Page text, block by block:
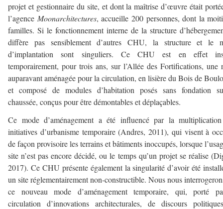
projet et gestionnaire du site, et dont la maîtrise d’œuvre était
l’agence Moonarchitectures, accueille 200 personnes, dont la
familles. Si le fonctionnement interne de la structure
diffère pas sensiblement d’autres CHU, la structure et le
d’implantation sont singuliers. Ce CHU est en effet
temporairement, pour trois ans, sur l’Allée des Fortifications, une
auparavant aménagée pour la circulation, en lisière du Bois de
et composé de modules d’habitation posés sans fondation
chaussée, conçus pour être démontables et déplaçables.
Ce mode d’aménagement a été influencé par la
initiatives d’urbanisme temporaire (Andres, 2011), qui visent à
de façon provisoire les terrains et bâtiments inoccupés, lorsque
site n’est pas encore décidé, ou le temps qu’un projet se réalise
2017). Ce CHU présente également la singularité d’avoir été
un site réglementairement non-constructible. Nous nous
ce nouveau mode d’aménagement temporaire, qui, porté
circulation d’innovations architecturales, de discours